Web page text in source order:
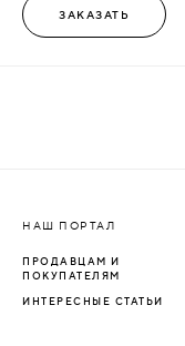
ЗАКАЗАТЬ
НАШ ПОРТАЛ
ПРОДАВЦАМ И
ПОКУПАТЕЛЯМ
ИНТЕРЕСНЫЕ СТАТЬИ